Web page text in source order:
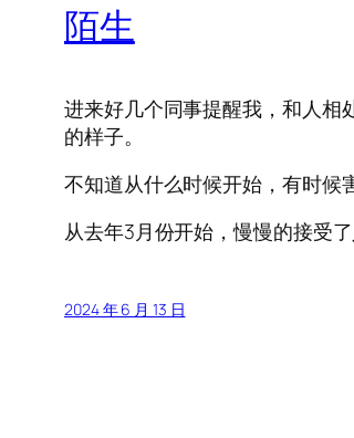
陌生
进来好几个同事提醒我，和人相
的样子。
不知道从什么时候开始，有时候
从去年3月份开始，慢慢的接受
2024 年 6 月 13 日